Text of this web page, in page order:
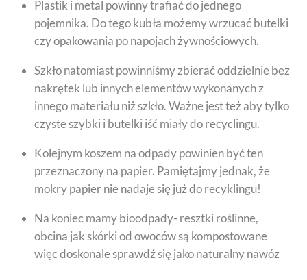
Plastik i metal powinny trafiać do jednego
pojemnika. Do tego kubła możemy wrzucać butelki
czy opakowania po napojach żywnościowych.
Szkło natomiast powinniśmy zbierać oddzielnie bez
nakrętek lub innych elementów wykonanych z
innego materiału niż szkło. Ważne jest też aby tylko
czyste szybki i butelki iść miały do recyclingu.
Kolejnym koszem na odpady powinien być ten
przeznaczony na papier. Pamiętajmy jednak, że
mokry papier nie nadaje się już do recyklingu!
Na koniec mamy bioodpady- resztki roślinne,
obcina jak skórki od owoców są kompostowane
więc doskonale sprawdź się jako naturalny nawóz